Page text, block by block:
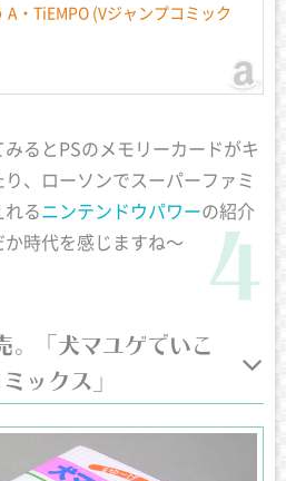
・TiEMPO (Vジャンプコミック
るとPSのメモリーカードがキ
、ローソンでスーパーファミ
るニンテンドウパワーの紹介
時代を感じますね〜
「犬マユゲでいこ
ックス」